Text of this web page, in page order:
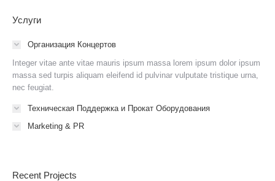
Услуги
Организация Концертов
Integer vitae ante vitae mauris ipsum massa lorem ipsum dolor ipsum
massa sed turpis aliquam eleifend id pulvinar vulputate tristique urna,
nec feugiat.
Техническая Поддержка и Прокат Оборудования
Marketing & PR
Recent Projects